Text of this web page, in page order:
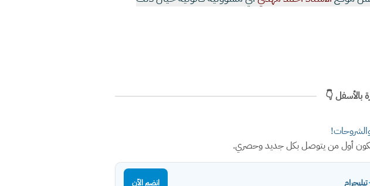
بالأسفل 👇
لتكون أول من يتوصل بكل جديد وحصري.
تيليجرام انضم الآن